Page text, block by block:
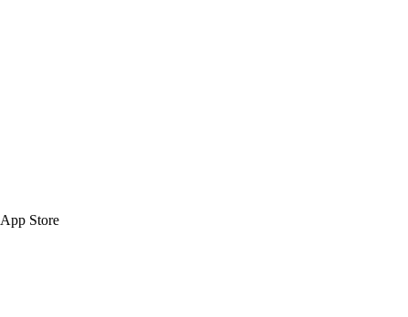
App Store